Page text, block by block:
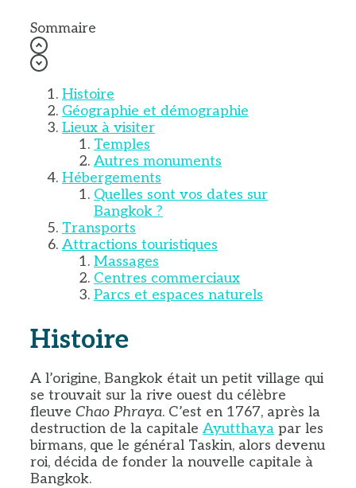
Sommaire
Histoire
Géographie et démographie
Lieux à visiter
Temples
Autres monuments
Hébergements
Quelles sont vos dates sur
Bangkok ?
Transports
Attractions touristiques
Massages
Centres commerciaux
Parcs et espaces naturels
Histoire
A l’origine, Bangkok était un petit village qui
se trouvait sur la rive ouest du célèbre
fleuve Chao Phraya. C’est en 1767, après la
destruction de la capitale Ayutthaya par les
birmans, que le général Taskin, alors devenu
roi, décida de fonder la nouvelle capitale à
Bangkok.